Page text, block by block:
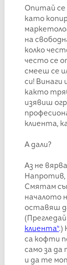
Опитай
като
на
колко
често се
смееш се
си!
както
изявиш
клиента,
А дали?
Аз не
Напротив,
Смятам
началото
оставяш
(Прегледай
клиента“.)
са кофти
само за
и да те